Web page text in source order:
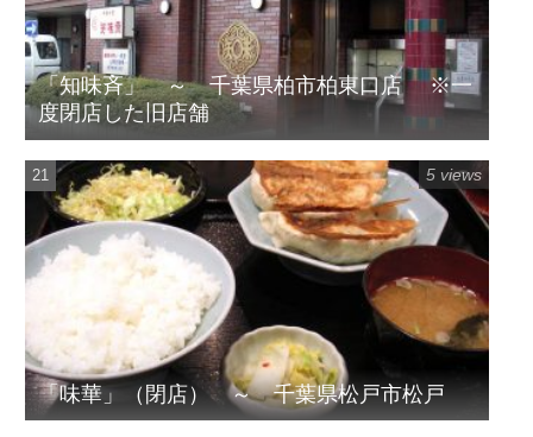
「知味斉」 ～ 千葉県柏市柏東口店 ※一
度閉店した旧店舗
「味華」（閉店） ～ 千葉県松戸市松戸
5 views